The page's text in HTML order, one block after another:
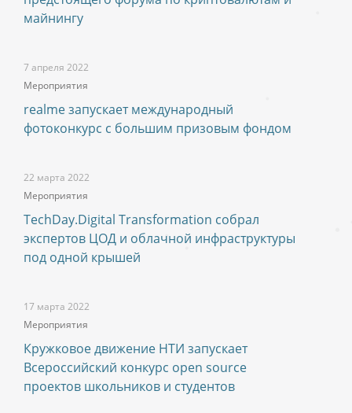
майнингу
7 апреля 2022
Мероприятия
realme запускает международный
фотоконкурс с большим призовым фондом
22 марта 2022
Мероприятия
TechDay.Digital Transformation собрал
экспертов ЦОД и облачной инфраструктуры
под одной крышей
17 марта 2022
Мероприятия
Кружковое движение НТИ запускает
Всероссийский конкурс open source
проектов школьников и студентов